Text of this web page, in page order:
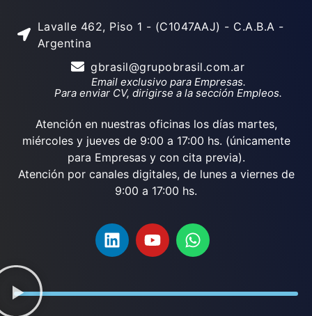
Lavalle 462, Piso 1 - (C1047AAJ) - C.A.B.A -
Argentina
gbrasil@grupobrasil.com.ar
Email exclusivo para Empresas.
Para enviar CV, dirigirse a la sección Empleos.
Atención en nuestras oficinas los días martes,
miércoles y jueves de 9:00 a 17:00 hs. (únicamente
para Empresas y con cita previa).
Atención por canales digitales, de lunes a viernes de
9:00 a 17:00 hs.